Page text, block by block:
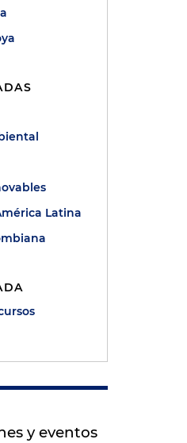
Latina
y eventos